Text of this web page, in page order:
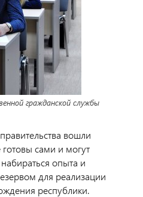
гражданской службы
вошли
сами и могут
опыта и
для реализации
республики.